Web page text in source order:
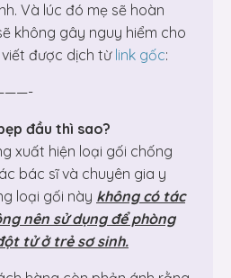
Và lúc đó mẹ sẽ hoàn
không gây nguy hiểm cho
được dịch từ link gốc:
đầu thì sao?
xuất hiện loại gối chống
bác sĩ và chuyên gia y
loại gối này không có tác
nên sử dụng để phòng
tử ở trẻ sơ sinh.